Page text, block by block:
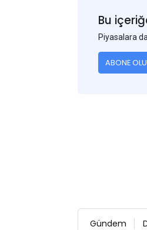
Bu
Piyasalara
ABONE
Gündem